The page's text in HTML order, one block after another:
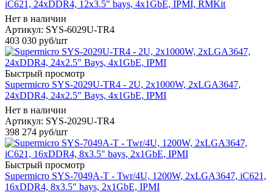
iC621, 24xDDR4, 12x3.5" bays, 4x1GbE, IPMI, RMKit
Нет в наличии
Артикул: SYS-6029U-TR4
403 030 руб/шт
Быстрый просмотр
Supermicro SYS-2029U-TR4 - 2U, 2x1000W, 2xLGA3647,
24xDDR4, 24x2.5" Bays, 4x1GbE, IPMI
Нет в наличии
Артикул: SYS-2029U-TR4
398 274 руб/шт
Быстрый просмотр
Supermicro SYS-7049A-T - Twr/4U, 1200W, 2xLGA3647, iC621,
16xDDR4, 8x3.5" bays, 2x1GbE, IPMI